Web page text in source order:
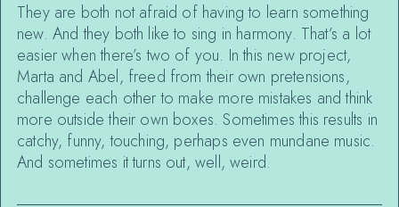
They are both not afraid of having to learn something
new. And they both like to sing in harmony. That’s a lot
easier when there’s two of you. In this new project,
Marta and Abel, freed from their own pretensions,
challenge each other to make more mistakes and think
more outside their own boxes. Sometimes this results in
catchy, funny, touching, perhaps even mundane music.
And sometimes it turns out, well, weird.